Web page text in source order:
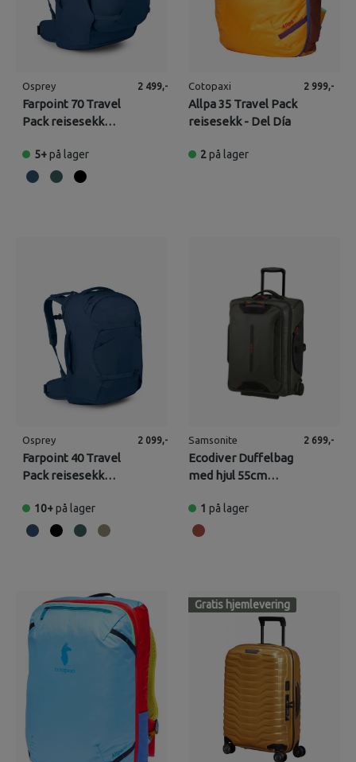
Osprey
Farpoint 70 Travel
Pack reisesekk
2 499,-
5+på lager
Cotopaxi
Allpa 35 Travel Pack
reisesekk - Del Día
2 999,-
2på lager
Osprey
Farpoint 40 Travel
Pack reisesekk
2 099,-
10+på lager
Samsonite
Ecodiver Duffelbag
med hjul 55cm
2 699,-
1 på lager
Gratis hjemlevering